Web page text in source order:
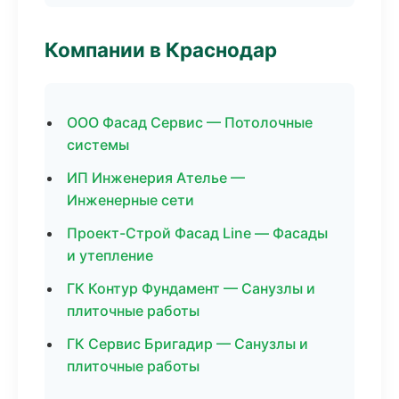
Компании в Краснодар
ООО Фасад Сервис — Потолочные
системы
ИП Инженерия Ателье —
Инженерные сети
Проект-Строй Фасад Line — Фасады
и утепление
ГК Контур Фундамент — Санузлы и
плиточные работы
ГК Сервис Бригадир — Санузлы и
плиточные работы